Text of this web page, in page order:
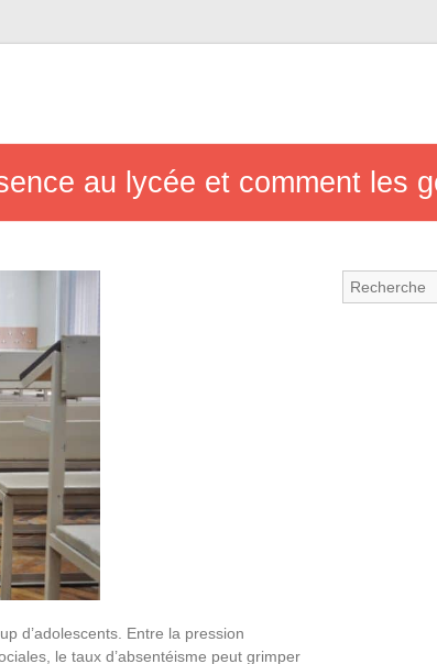
au lycée et comment les
d’adolescents. Entre la pression
le taux d’absentéisme peut grimper